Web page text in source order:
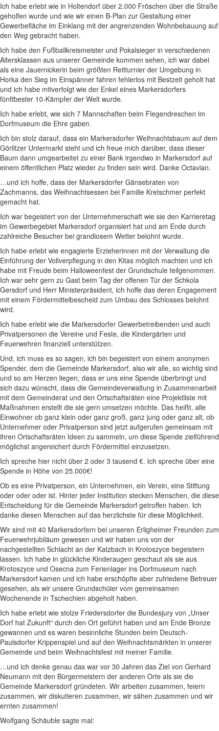
Ich habe erlebt wie in Holtendorf über 2.000 Fröschen über die Straße
geholfen wurde und wie wir einen B-Plan zur Gestaltung einer
Gewerbefläche im Einklang mit der angrenzenden Wohnbebauung auf
den Weg gebracht haben.
Ich habe den Fußballkreismeister und Pokalsieger in verschiedenen
Altersklassen aus unserer Gemeinde kommen sehen, ich war dabei
als eine Jauernickerin beim größten Reitturnier der Umgebung in
Horka den Sieg im Einspänner fahren fehlerlos mit Bestzeit geholt hat
und ich habe mitverfolgt wie der Enkel eines Markersdorfers
fünftbester 10-Kämpfer der Welt wurde.
Ich habe erlebt, wie sich 7 Mannschaften beim Flegendreschen im
Dorfmuseum die Ehre gaben.
Ich bin stolz darauf, dass ein Markersdorfer Weihnachtsbaum auf dem
Görlitzer Untermarkt steht und ich freue mich darüber, dass dieser
Baum dann umgearbeitet zu einer Bank irgendwo in Markersdorf auf
einem öffentlichen Platz wieder zu finden sein wird. Danke Octavian.
…und ich hoffe, dass der Markersdorfer Gänsebraten von
Zachmanns, das Weihnachtsessen bei Familie Kretschmer perfekt
gemacht hat.
Ich war begeistert von der Unternehmerschaft wie sie den Karrieretag
im Gewerbegebiet Markersdorf organisiert hat und am Ende durch
zahlreiche Besucher bei grandiosem Wetter belohnt wurde.
Ich habe erlebt wie engagierte Erzieherinnen mit der Verwaltung die
Einführung der Vollverpflegung in den Kitas möglich machten und ich
habe mit Freude beim Halloweenfest der Grundschule teilgenommen.
Ich war sehr gern zu Gast beim Tag der offenen Tür der Schkola
Gersdorf und Herr Ministerpräsident, ich hoffe das deren Engagement
mit einem Fördermittelbescheid zum Umbau des Schlosses belohnt
wird.
Ich habe erlebt wie die Markersdorfer Gewerbetreibenden und auch
Privatpersonen die Vereine und Feste, die Kindergärten und
Feuerwehren finanziell unterstützen.
Und, ich muss es so sagen, ich bin begeistert von einem anonymen
Spender, dem die Gemeinde Markersdorf, also wir alle, so wichtig sind
und so am Herzen liegen, dass er uns eine Spende überbringt und
sich dazu wünscht, dass die Gemeindeverwaltung in Zusammenarbeit
mit dem Gemeinderat und den Ortschaftsräten eine Projektliste mit
Maßnahmen erstellt die sie gern umsetzen möchte. Das heißt, alle
Einwohner ob ganz klein oder ganz groß, ganz jung oder ganz alt, ob
Unternehmer oder Privatperson sind jetzt aufgerufen gemeinsam mit
ihren Ortschaftsräten Ideen zu sammeln, um diese Spende zielführend
möglichst angereichert durch Fördermittel einzusetzen.
Ich spreche hier nicht über 2 oder 3 tausend €. Ich spreche über eine
Spende in Höhe von 25.000€!
Ob es eine Privatperson, ein Unternehmen, ein Verein, eine Stiftung
oder oder oder ist. Hinter jeder Institution stecken Menschen, die diese
Entscheidung für die Gemeinde Markersdorf getroffen haben. Ich
danke diesen Menschen auf das herzlichste für diese Möglichkeit.
Wir sind mit 40 Markersdorfern bei unseren Erligheimer Freunden zum
Feuerwehrjubiläum gewesen und wir haben uns von der
nachgestellten Schlacht an der Katzbach in Krotoszyce begeistern
lassen. Ich habe in glückliche Kinderaugen geschaut als sie aus
Krotoszyce und Osecna zum Ferienlager ins Dorfmuseum nach
Markersdorf kamen und ich habe erschöpfte aber zufriedene Betreuer
gesehen, als wir unsere Grundschüler vom gemeinsamen
Wochenende in Tschechien abgeholt haben.
Ich habe erlebt wie stolze Friedersdorfer die Bundesjury von „Unser
Dorf hat Zukunft“ durch den Ort geführt haben und am Ende Bronze
gewannen und es waren besinnliche Stunden beim Deutsch-
Paulsdorfer Krippenspiel und auf den Weihnachtsmärkten in unserer
Gemeinde und beim Weihnachtsfest mit meiner Familie.
…und ich denke genau das war vor 30 Jahren das Ziel von Gerhard
Neumann mit den Bürgermeistern der anderen Orte als sie die
Gemeinde Markersdorf gründeten. Wir arbeiten zusammen, feiern
zusammen, wir diskutieren zusammen, wir sähen zusammen und wir
ernten zusammen!
Wolfgang Schäuble sagte mal: